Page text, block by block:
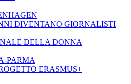
DIVENTANO GIORNALISTI
DELLA DONNA
PARMA
ERASMUS+